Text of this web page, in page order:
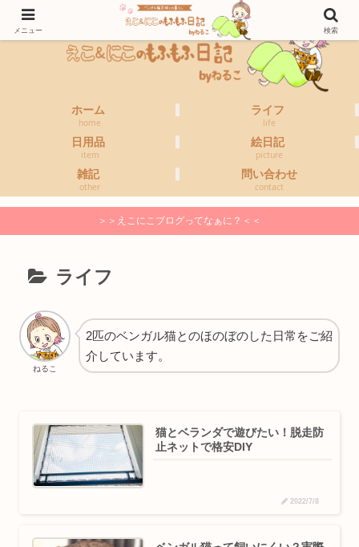
ホーム
home
ライフ
life
日用品
item
絵日記
picture
雑記
other
問い合わせ
contact
＞＞えこにこブログってなぁに？＜＜
ライフ
ねるこ
2匹のベンガル猫とのほのぼのした日常をご紹
介しています。
猫とベランダで遊びたい！脱走防
止ネットで格安DIY
2022/7/8
メニュー 検索